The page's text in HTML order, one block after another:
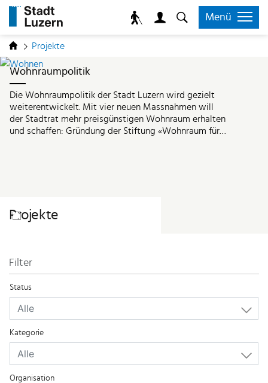
zur Startseite
Direkt zur Hauptnavigation
Direkt zum Inhalt
Direkt zur Suche
Direkt zum Stichwortverzeichnis
Kopfzeile Menü
InhaltProjekte(ausgewählt)
Wohnraumpolitik
Die Wohnraumpolitik der Stadt Luzern wird gezielt
weiterentwickelt. Mit vier neuen Massnahmen will
der Stadtrat mehr preisgünstigen Wohnraum erhalten
und schaffen: Gründung der Stiftung «Wohnraum für
Projekte
Filter
Status
Kategorie
Organisation